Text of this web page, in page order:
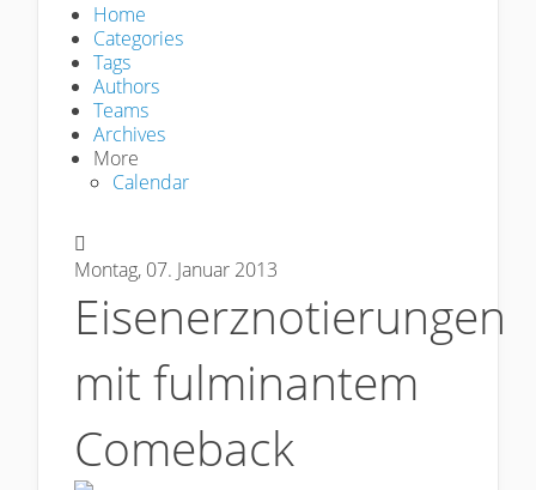
Home
Categories
Tags
Authors
Teams
Archives
More
Calendar
Montag, 07. Januar 2013
Eisenerznotierungen
mit fulminantem
Comeback